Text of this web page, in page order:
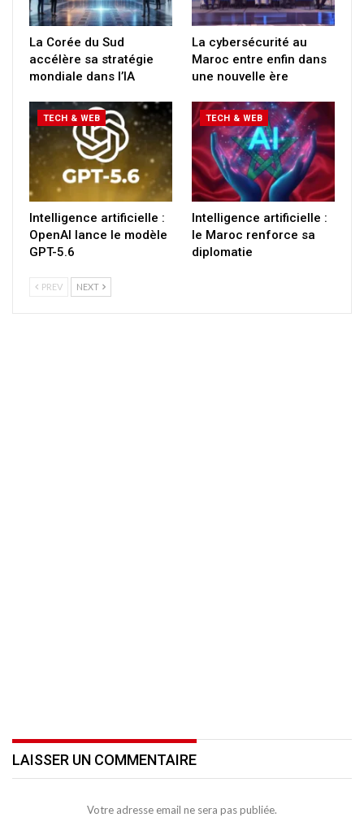
La Corée du Sud
accélère sa stratégie
mondiale dans l’IA
La cybersécurité au
Maroc entre enfin dans
une nouvelle ère
TECH & WEB
Intelligence artificielle :
OpenAI lance le modèle
GPT-5.6
TECH & WEB
Intelligence artificielle :
le Maroc renforce sa
diplomatie
PREV NEXT
LAISSER UN COMMENTAIRE
Votre adresse email ne sera pas publiée.